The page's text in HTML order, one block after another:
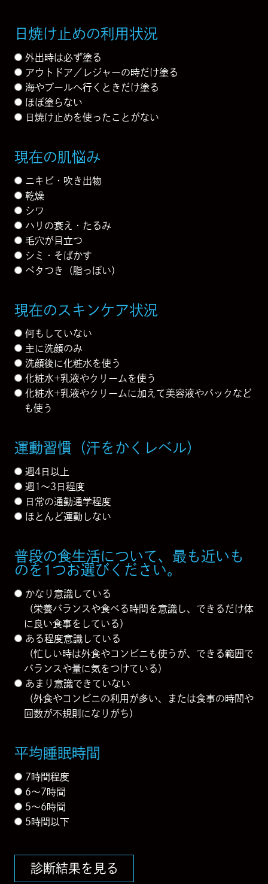
日焼け止めの利用状況
外出時は必ず塗る
アウトドア／レジャーの時だけ塗る
海やプールへ行くときだけ塗る
ほぼ塗らない
日焼け止めを使ったことがない
現在の肌悩み
ニキビ・吹き出物
乾燥
シワ
ハリの衰え・たるみ
毛穴が目立つ
シミ・そばかす
ベタつき（脂っぽい）
現在のスキンケア状況
何もしていない
主に洗顔のみ
洗顔後に化粧水を使う
化粧水+乳液やクリームを使う
化粧水+乳液やクリームに加えて美容液やパックなど
も使う
運動習慣（汗をかくレベル）
週4日以上
週1〜3日程度
日常の通勤通学程度
ほとんど運動しない
普段の食生活について、最も近いも
のを1つお選びください。
かなり意識している
（栄養バランスや食べる時間を意識し、できるだけ体
に良い食事をしている）
ある程度意識している
（忙しい時は外食やコンビニも使うが、できる範囲で
バランスや量に気をつけている）
あまり意識できていない
（外食やコンビニの利用が多い、または食事の時間や
回数が不規則になりがち）
平均睡眠時間
7時間程度
6〜7時間
5〜6時間
5時間以下
診断結果を見る